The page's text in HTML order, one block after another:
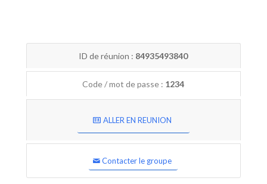
ID de réunion : 84935493840
Code / mot de passe : 1234
ALLER EN REUNION
Contacter le groupe